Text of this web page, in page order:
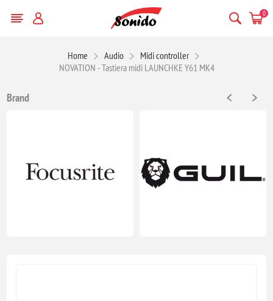
0
Home Audio
Midi controller
NOVATION - Tastiera midi LAUNCHKE Y61 MK4
Brand